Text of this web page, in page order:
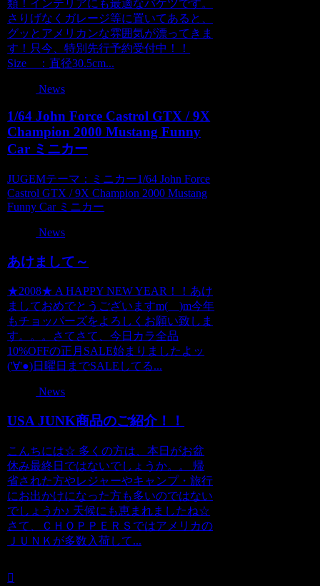
類！インテリアにも最適なバケツです。
さりげなくガレージ等に置いてあると、
グッとアメリカンな雰囲気が漂ってきま
す！只今、特別先行予約受付中！！
Size ：直径30.5cm...
News
1/64 John Force Castrol GTX / 9X
Champion 2000 Mustang Funny
Car ミニカー
JUGEMテーマ：ミニカー1/64 John Force
Castrol GTX / 9X Champion 2000 Mustang
Funny Car ミニカー
News
あけまして～
★2008★ A HAPPY NEW YEAR！！あけ
ましておめでとうございますm(__)m今年
もチョッパーズをよろしくお願い致しま
す。。。さてさて、今日カラ全品
10%OFFの正月SALE始まりましたよッ
('∀'●)日曜日までSALEしてる...
News
USA JUNK商品のご紹介！！
こんちには☆ 多くの方は、本日がお盆
休み最終日ではないでしょうか。。 帰
省された方やレジャーやキャンプ・旅行
にお出かけになった方も多いのではない
でしょうか♪ 天候にも恵まれましたね☆
さて、ＣＨＯＰＰＥＲＳではアメリカの
ＪＵＮＫが多数入荷して...